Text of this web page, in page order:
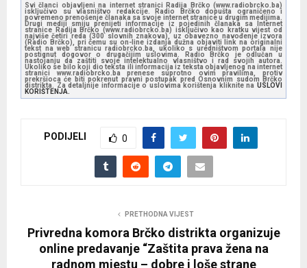
Svi članci objavljeni na internet stranici Radija Brčko (www.radiobrcko.ba)
isključivo su vlasništvo redakcije. Radio Brčko dopušta ograničeno i
povremeno prenošenje članaka sa svoje internet stranice u drugim medijima.
Drugi mediji smiju prenijeti informacije iz pojedinih članaka sa Internet
stranice Radija Brčko (www.radiobrcko.ba) isključivo kao kratku vijest od
najviše četiri reda (300 slovnih znakova), uz obavezno navođenje izvora
(Radio Brčko), pri čemu su on-line izdanja dužna objaviti link na originalni
tekst na web stranicu radiobrcko.ba, ukoliko s uredništvom portala nije
postignut dogovor o drugačijim uslovima. Radio Brčko je odlučan u
nastojanju da zaštiti svoje intelektualno vlasništvo i rad svojih autora.
Ukoliko se bilo koji dio teksta ili informacija iz teksta objavljenog na internet
stranici www.radiobrcko.ba prenese suprotno ovim pravilima, protiv
prekršioca će biti pokrenut pravni postupak pred Osnovnim sudom Brčko
distrikta. Za detaljnije informacije o uslovima korištenja kliknite na USLOVI
KORIŠTENJA.
PODIJELI 0
PRETHODNA VIJEST
Privredna komora Brčko distrikta organizuje
online predavanje “Zaštita prava žena na
radnom mjestu – dobre i loše strane